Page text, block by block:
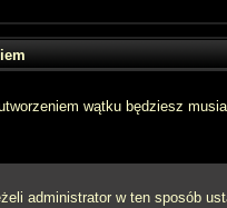
wątku będziesz
administrator w ten sposób